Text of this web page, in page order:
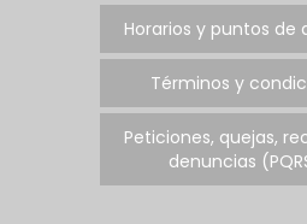
Horarios y puntos de
Términos y
Peticiones, quejas,
denuncias